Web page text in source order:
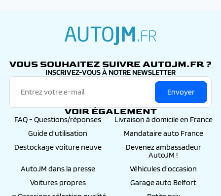
VOUS SOUHAITEZ SUIVRE AUTOJM.FR ?
INSCRIVEZ-VOUS À NOTRE NEWSLETTER
Envoyer
VOIR ÉGALEMENT
FAQ - Questions/réponses
Livraison à domicile en France
Guide d'utilisation
Mandataire auto France
Destockage voiture neuve
Devenez ambassadeur
AutoJM !
AutoJM dans la presse
Véhicules d'occasion
Voitures propres
Garage auto Belfort